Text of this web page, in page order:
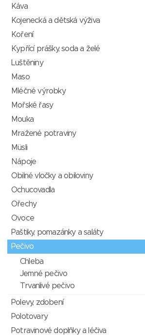
Káva
Kojenecká a dětská výživa
Koření
Kypřící prášky, soda a želé
Luštěniny
Maso
Mléčné výrobky
Mořské řasy
Mouka
Mražené potraviny
Müsli
Nápoje
Obilné vločky a obiloviny
Ochucovadla
Ořechy
Ovoce
Paštiky, pomazánky a saláty
Pečivo
Chleba
Jemné pečivo
Trvanlivé pečivo
Polevy, zdobení
Polotovary
Potravinové doplňky a léčiva